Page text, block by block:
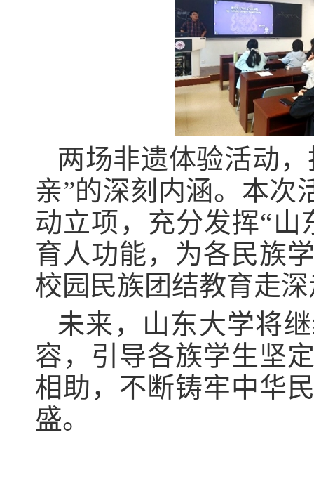
两场非遗体验活动
亲”的深刻内涵。本次
动立项，充分发挥“
育人功能，为各民族
校园民族团结教育走
未来，山东大学将
容，引导各族学生坚
相助，不断铸牢中华
盛。